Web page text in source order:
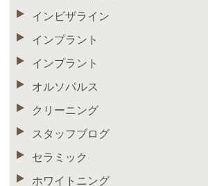
インビザライン
インプラント
インプラント
オルソパルス
クリーニング
スタッフブログ
セラミック
ホワイトニング